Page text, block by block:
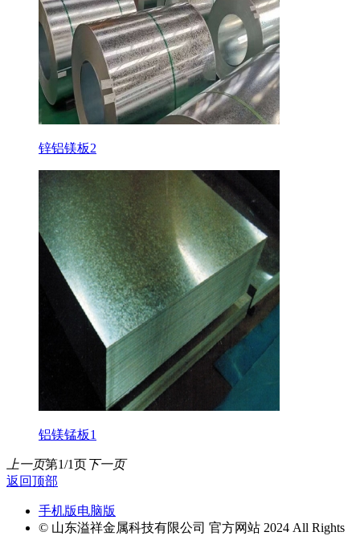
锌铝镁板2
铝镁锰板1
上一页第1/1页下一页
返回顶部
手机版电脑版
© 山东溢祥金属科技有限公司 官方网站 2024 All Rights